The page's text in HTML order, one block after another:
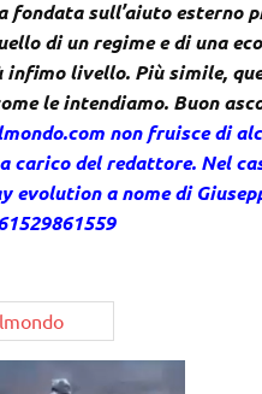
fondata sull’aiuto esterno
di un regime e di una
infimo livello. Più simile,
le intendiamo. Buon
non fruisce di
carico del redattore. Nel
evolution a nome di